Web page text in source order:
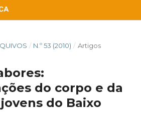
/ N.º 53 (2010) / Artigos
do corpo e da
do Baixo